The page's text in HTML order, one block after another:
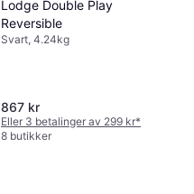
Lodge Double Play
Reversible
Svart, 4.24kg
867 kr
Eller 3 betalinger av 299 kr*
8 butikker